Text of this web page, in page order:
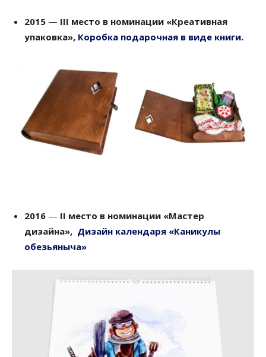
2015 — III место в номинации «Креативная
упаковка», Коробка подарочная в виде книги.
2016 — II место в номинации «Мастер
дизайна», Дизайн календаря «Каникулы
обезьяныча»